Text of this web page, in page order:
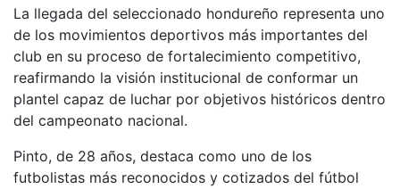
La llegada del seleccionado hondureño representa uno
de los movimientos deportivos más importantes del
club en su proceso de fortalecimiento competitivo,
reafirmando la visión institucional de conformar un
plantel capaz de luchar por objetivos históricos dentro
del campeonato nacional.
Pinto, de 28 años, destaca como uno de los
futbolistas más reconocidos y cotizados del fútbol